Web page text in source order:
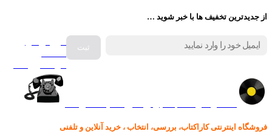
از جدیدترین تخفیف ها با خبر شوید …
فروش انواع
فروشگاه اینترنتی کاراکتاب، بررسی، انتخاب ، خرید آنلاین و تلفنی